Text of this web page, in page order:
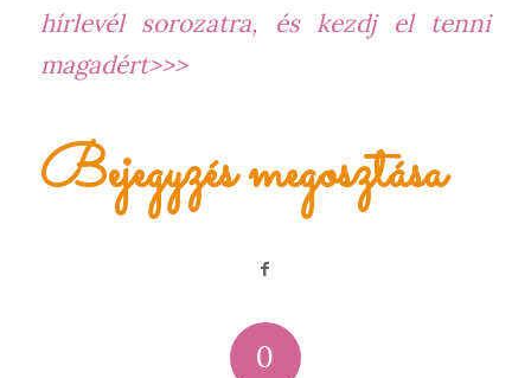
hírlevél sorozatra, és kezdj el tenni
magadért>>>
Bejegyzés megosztása
0